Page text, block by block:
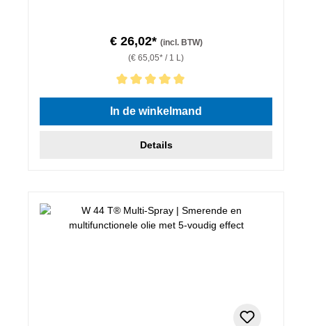
€ 26,02* (incl. BTW)
(€ 65,05* / 1 L)
Gemiddelde waardering van 5 van 5 sterren
In de winkelmand
Details